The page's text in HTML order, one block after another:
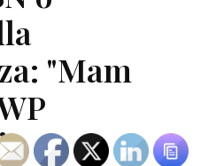
"Mam